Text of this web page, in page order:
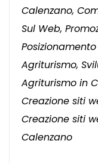
Calenzano,
Sul Web,
Agriturismo,
Agriturismo in
Creazione siti
Creazione siti
Calenzano